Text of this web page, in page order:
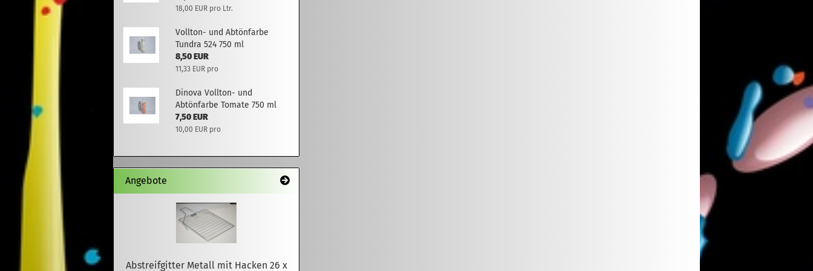
18,00 EUR pro Ltr.
Vollton- und Abtönfarbe
Tundra 524 750 ml
8,50 EUR
11,33 EUR pro
Dinova Vollton- und
Abtönfarbe Tomate 750 ml
7,50 EUR
10,00 EUR pro
Angebote
Abstreifgitter Metall mit Hacken 26 x